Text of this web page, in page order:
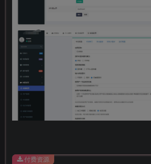
付费资源